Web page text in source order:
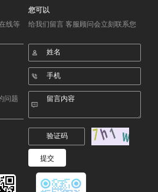
线等
问题
您可以
给我们留言 客服顾问会立刻联系您